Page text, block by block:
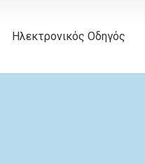
Ηλεκτρονικός Οδηγός